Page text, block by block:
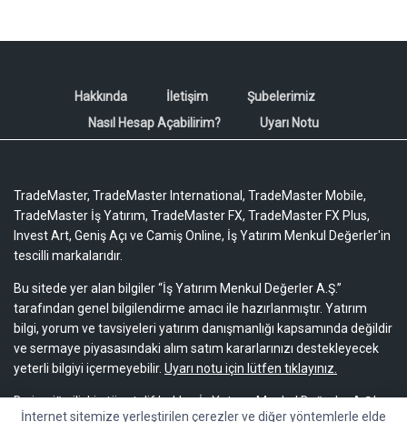
Hakkında İletişim
Şubelerimiz
Nasıl Hesap Açabilirim?
Uyarı Notu
TradeMaster, TradeMaster International, TradeMaster Mobile,
TradeMaster İş Yatırım, TradeMaster FX, TradeMaster FX Plus,
Invest Art, Geniş Açı ve Camiş Online, İş Yatırım Menkul Değerler'in
tescilli markalarıdır.
Bu sitede yer alan bilgiler “İş Yatırım Menkul Değerler A.Ş.”
tarafından genel bilgilendirme amacı ile hazırlanmıştır. Yatırım
bilgi, yorum ve tavsiyeleri yatırım danışmanlığı kapsamında değildir
ve sermaye piyasasındaki alım satım kararlarınızı destekleyecek
yeterli bilgiyi içermeyebilir. Uyarı notu için lütfen tıklayınız.
Bu içeriğe ilişkin tüm telif hakları İş Yatırım Menkul Değerler A.Ş.’ye
İnternet sitemize yerleştirilen çerezler ve diğer yöntemlerle elde